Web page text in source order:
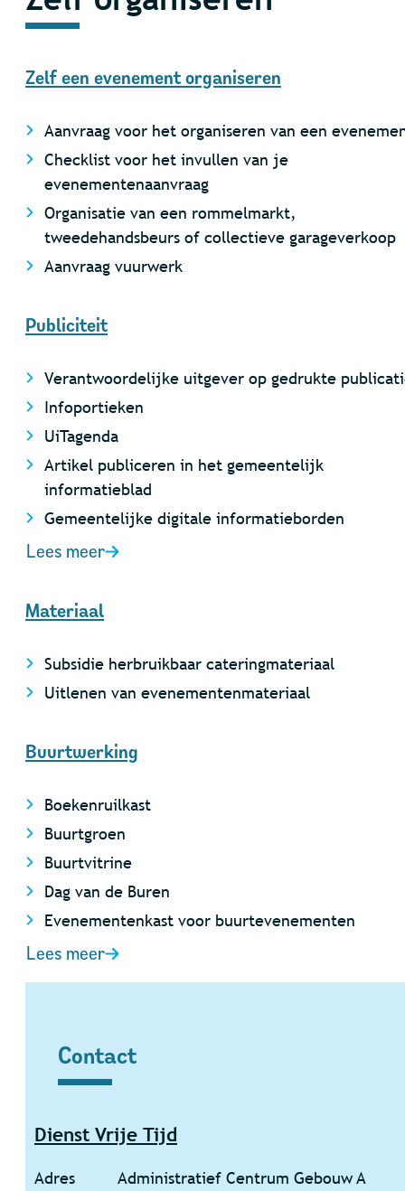
Zelf een evenement organiseren
Aanvraag voor het organiseren van een
Checklist voor het invullen van je
evenementenaanvraag
Organisatie van een rommelmarkt,
tweedehandsbeurs of collectieve garageverkoop
Aanvraag vuurwerk
Publiciteit
Verantwoordelijke uitgever op gedrukte
Infoportieken
UiTagenda
Artikel publiceren in het gemeentelijk
informatieblad
Gemeentelijke digitale informatieborden
Lees meer
Materiaal
Subsidie herbruikbaar cateringmateriaal
Uitlenen van evenementenmateriaal
Buurtwerking
Boekenruilkast
Buurtgroen
Buurtvitrine
Dag van de Buren
Evenementenkast voor buurtevenementen
Lees meer
Contact
Dienst Vrije Tijd
Adres
Administratief Centrum Gebouw A